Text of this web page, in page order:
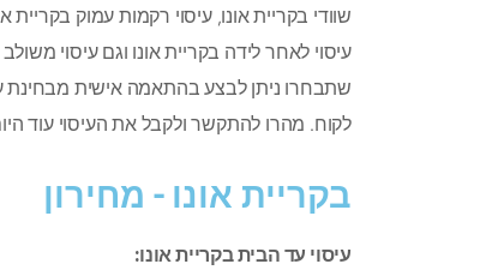
שוודי בקריית אונו, עיסוי רקמות עמוק בקריית
עיסוי לאחר לידה בקריית אונו וגם עיסוי
שתבחרו ניתן לבצע בהתאמה אישית מבחינת
לקוח. מהרו להתקשר ולקבל את העיסוי עוד
בקריית אונו - מחירון
עיסוי עד הבית בקריית אונו: